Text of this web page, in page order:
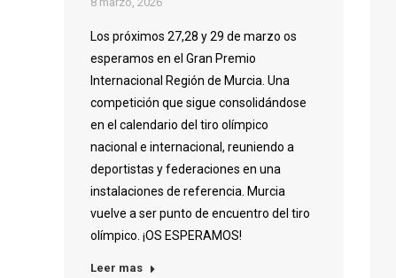
Los próximos 27,28 y 29 de marzo os
esperamos en el Gran Premio
Internacional Región de Murcia. Una
competición que sigue consolidándose
en el calendario del tiro olímpico
nacional e internacional, reuniendo a
deportistas y federaciones en una
instalaciones de referencia. Murcia
vuelve a ser punto de encuentro del tiro
olímpico. ¡OS ESPERAMOS!
Leer mas